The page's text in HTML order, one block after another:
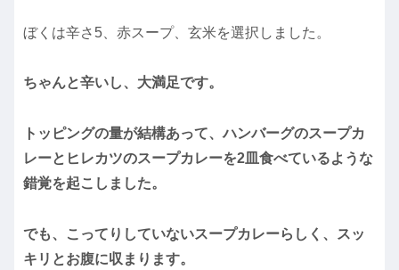
ぼくは辛さ5、赤スープ、玄米を選択しました。
ちゃんと辛いし、大満足です。
トッピングの量が結構あって、ハンバーグのスープカ
レーとヒレカツのスープカレーを2皿食べているような
錯覚を起こしました。
でも、こってりしていないスープカレーらしく、スッ
キリとお腹に収まります。